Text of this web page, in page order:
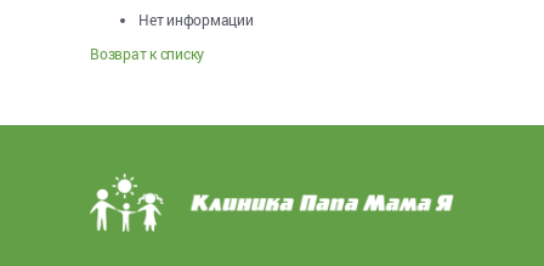
Нет информации
Возврат к списку